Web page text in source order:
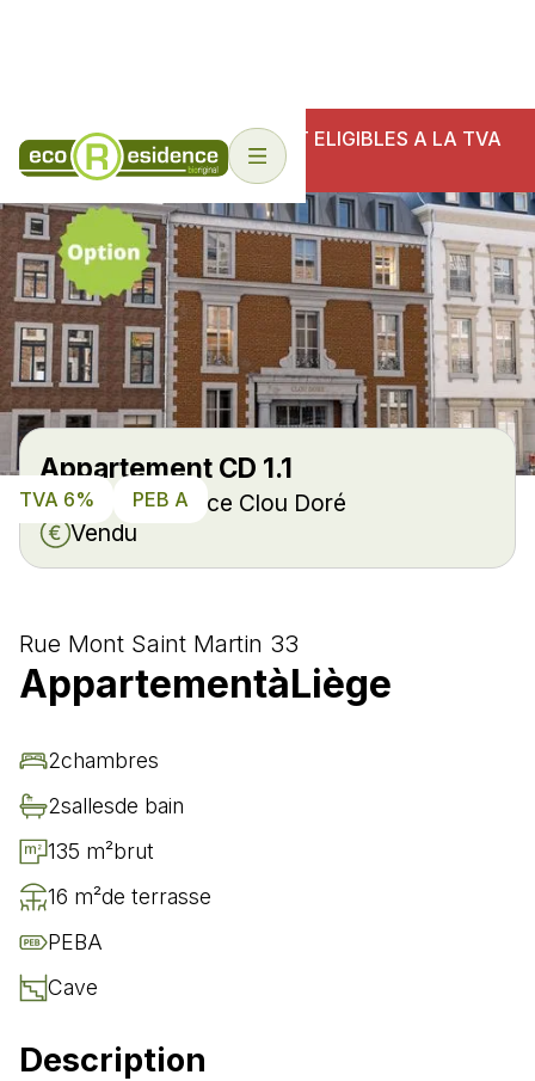
NOS ECO-RESIDENCES SONT ELIGIBLES A LA TVA
6%
Appartement CD 1.1
Eco-Résidence Clou Doré
Vendu
TVA 6% PEB A
Rue Mont Saint Martin 33
AppartementàLiège
2chambres
2sallesde bain
135 m²brut
16 m²de terrasse
PEBA
Cave
Description